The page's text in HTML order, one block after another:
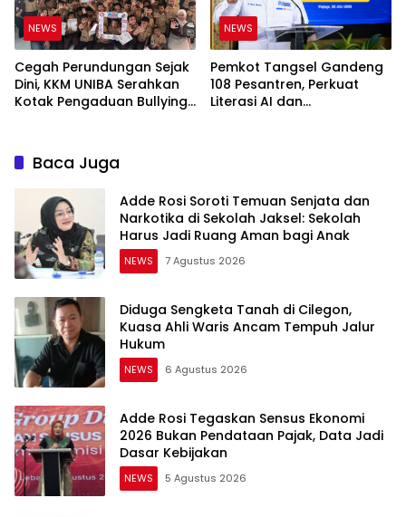
NEWS
Cegah Perundungan Sejak
Dini, KKM UNIBA Serahkan
Kotak Pengaduan Bullying
NEWS
Pemkot Tangsel Gandeng
108 Pesantren, Perkuat
Literasi AI dan
Baca Juga
Adde Rosi Soroti Temuan Senjata dan
Narkotika di Sekolah Jaksel: Sekolah
Harus Jadi Ruang Aman bagi Anak
NEWS 7 Agustus 2026
Diduga Sengketa Tanah di Cilegon,
Kuasa Ahli Waris Ancam Tempuh Jalur
Hukum
NEWS 6 Agustus 2026
Adde Rosi Tegaskan Sensus Ekonomi
2026 Bukan Pendataan Pajak, Data Jadi
Dasar Kebijakan
NEWS 5 Agustus 2026